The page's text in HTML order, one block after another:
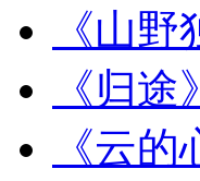
《山野
《归途》
《云的